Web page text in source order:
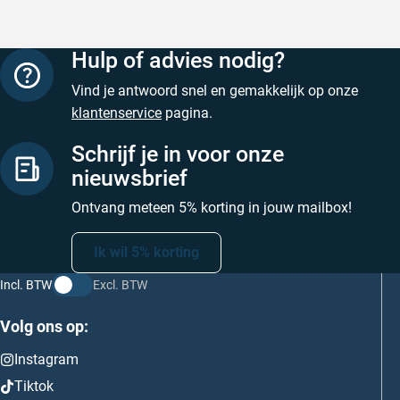
Hulp of advies nodig?
Vind je antwoord snel en gemakkelijk op onze
klantenservice pagina.
Schrijf je in voor onze
nieuwsbrief
Ontvang meteen 5% korting in jouw mailbox!
Ik wil 5% korting
Incl. BTW Excl. BTW
Volg ons op:
Instagram
Tiktok